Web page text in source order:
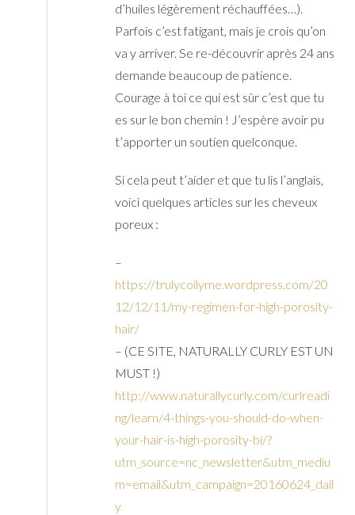
d’huiles légèrement réchauffées…).
Parfois c’est fatigant, mais je crois qu’on
va y arriver. Se re-découvrir après 24 ans
demande beaucoup de patience.
Courage à toi ce qui est sûr c’est que tu
es sur le bon chemin ! J’espère avoir pu
t’apporter un soutien quelconque.
Si cela peut t’aider et que tu lis l’anglais,
voici quelques articles sur les cheveux
poreux :
–
https://trulycoilyme.wordpress.com/20
12/12/11/my-regimen-for-high-porosity-
hair/
– (CE SITE, NATURALLY CURLY EST UN
MUST !)
http://www.naturallycurly.com/curlreadi
ng/learn/4-things-you-should-do-when-
your-hair-is-high-porosity-bi/?
utm_source=nc_newsletter&utm_mediu
m=email&utm_campaign=20160624_dail
y